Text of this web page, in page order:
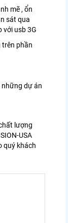
mẽ , ổn
sát qua
với usb 3G
trên phần
những dự án
lượng
USA
quý khách